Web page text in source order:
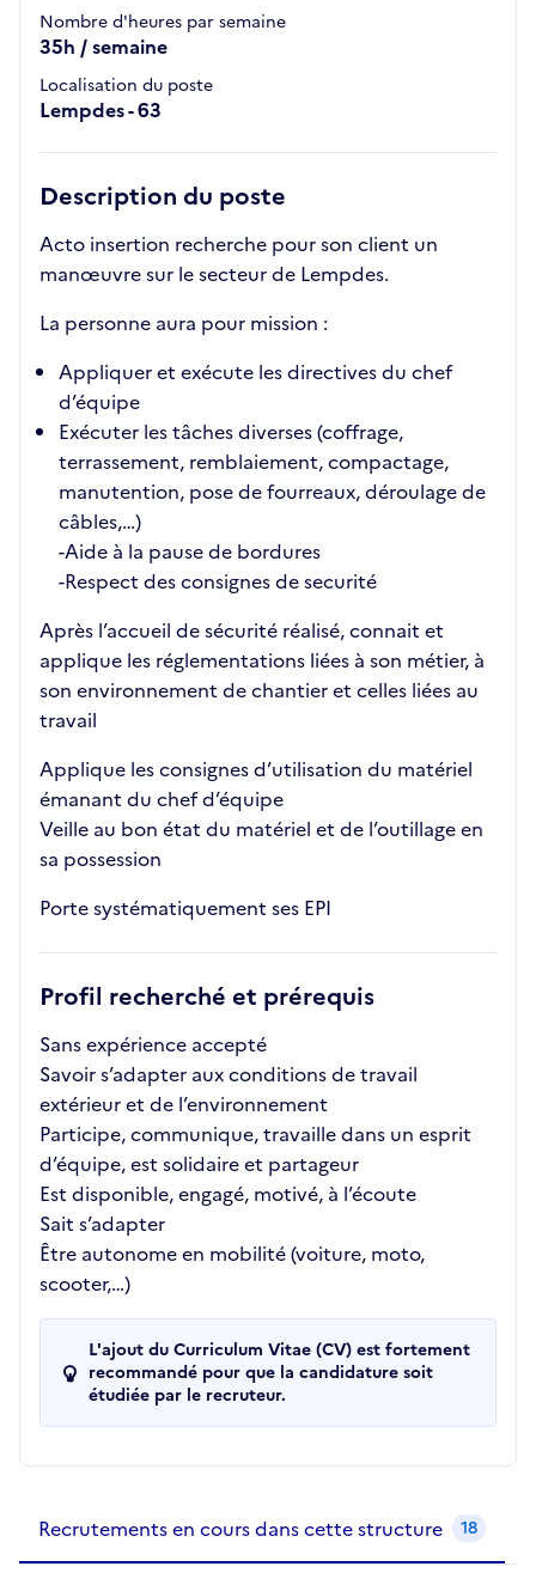
Nombre d'heures par semaine
35h / semaine
Localisation du poste
Lempdes - 63
Description du poste
Acto insertion recherche pour son client un
manœuvre sur le secteur de Lempdes.
La personne aura pour mission :
Appliquer et exécute les directives du chef
d’équipe
Exécuter les tâches diverses (coffrage,
terrassement, remblaiement, compactage,
manutention, pose de fourreaux, déroulage de
câbles,…)
-Aide à la pause de bordures
-Respect des consignes de securité
Après l’accueil de sécurité réalisé, connait et
applique les réglementations liées à son métier, à
son environnement de chantier et celles liées au
travail
Applique les consignes d’utilisation du matériel
émanant du chef d’équipe
Veille au bon état du matériel et de l’outillage en
sa possession
Porte systématiquement ses EPI
Profil recherché et prérequis
Sans expérience accepté
Savoir s’adapter aux conditions de travail
extérieur et de l’environnement
Participe, communique, travaille dans un esprit
d’équipe, est solidaire et partageur
Est disponible, engagé, motivé, à l’écoute
Sait s’adapter
Être autonome en mobilité (voiture, moto,
scooter,…)
L'ajout du Curriculum Vitae (CV) est fortement
recommandé pour que la candidature soit
étudiée par le recruteur.
Recrutements en cours dans cette structure 18